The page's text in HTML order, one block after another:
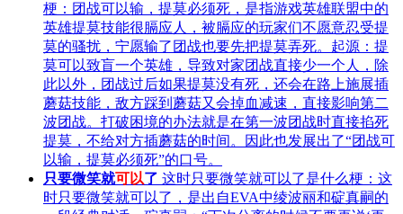
梗：团战可以输，提莫必须死，是指游戏英雄联盟中的
英雄提莫技能很膈应人，被膈应的玩家们不愿意忍受提
莫的骚扰，宁愿输了团战也要先把提莫弄死。起源：提
莫可以致盲一个英雄，导致对家团战直接少一个人，除
此以外，团战过后如果提莫没有死，还会在路上施展插
蘑菇技能，敌方踩到蘑菇又会掉血减速，直接影响第二
波团战。打破困境的办法就是在第一波团战时直接掐死
提莫，不给对方插蘑菇的时间。因此也发展出了“团战可
以输，提莫必须死”的口号。
只要微笑就可以了 这时只要微笑就可以了是什么梗：这
时只要微笑就可以了，是出自EVA中绫波丽和碇真嗣的